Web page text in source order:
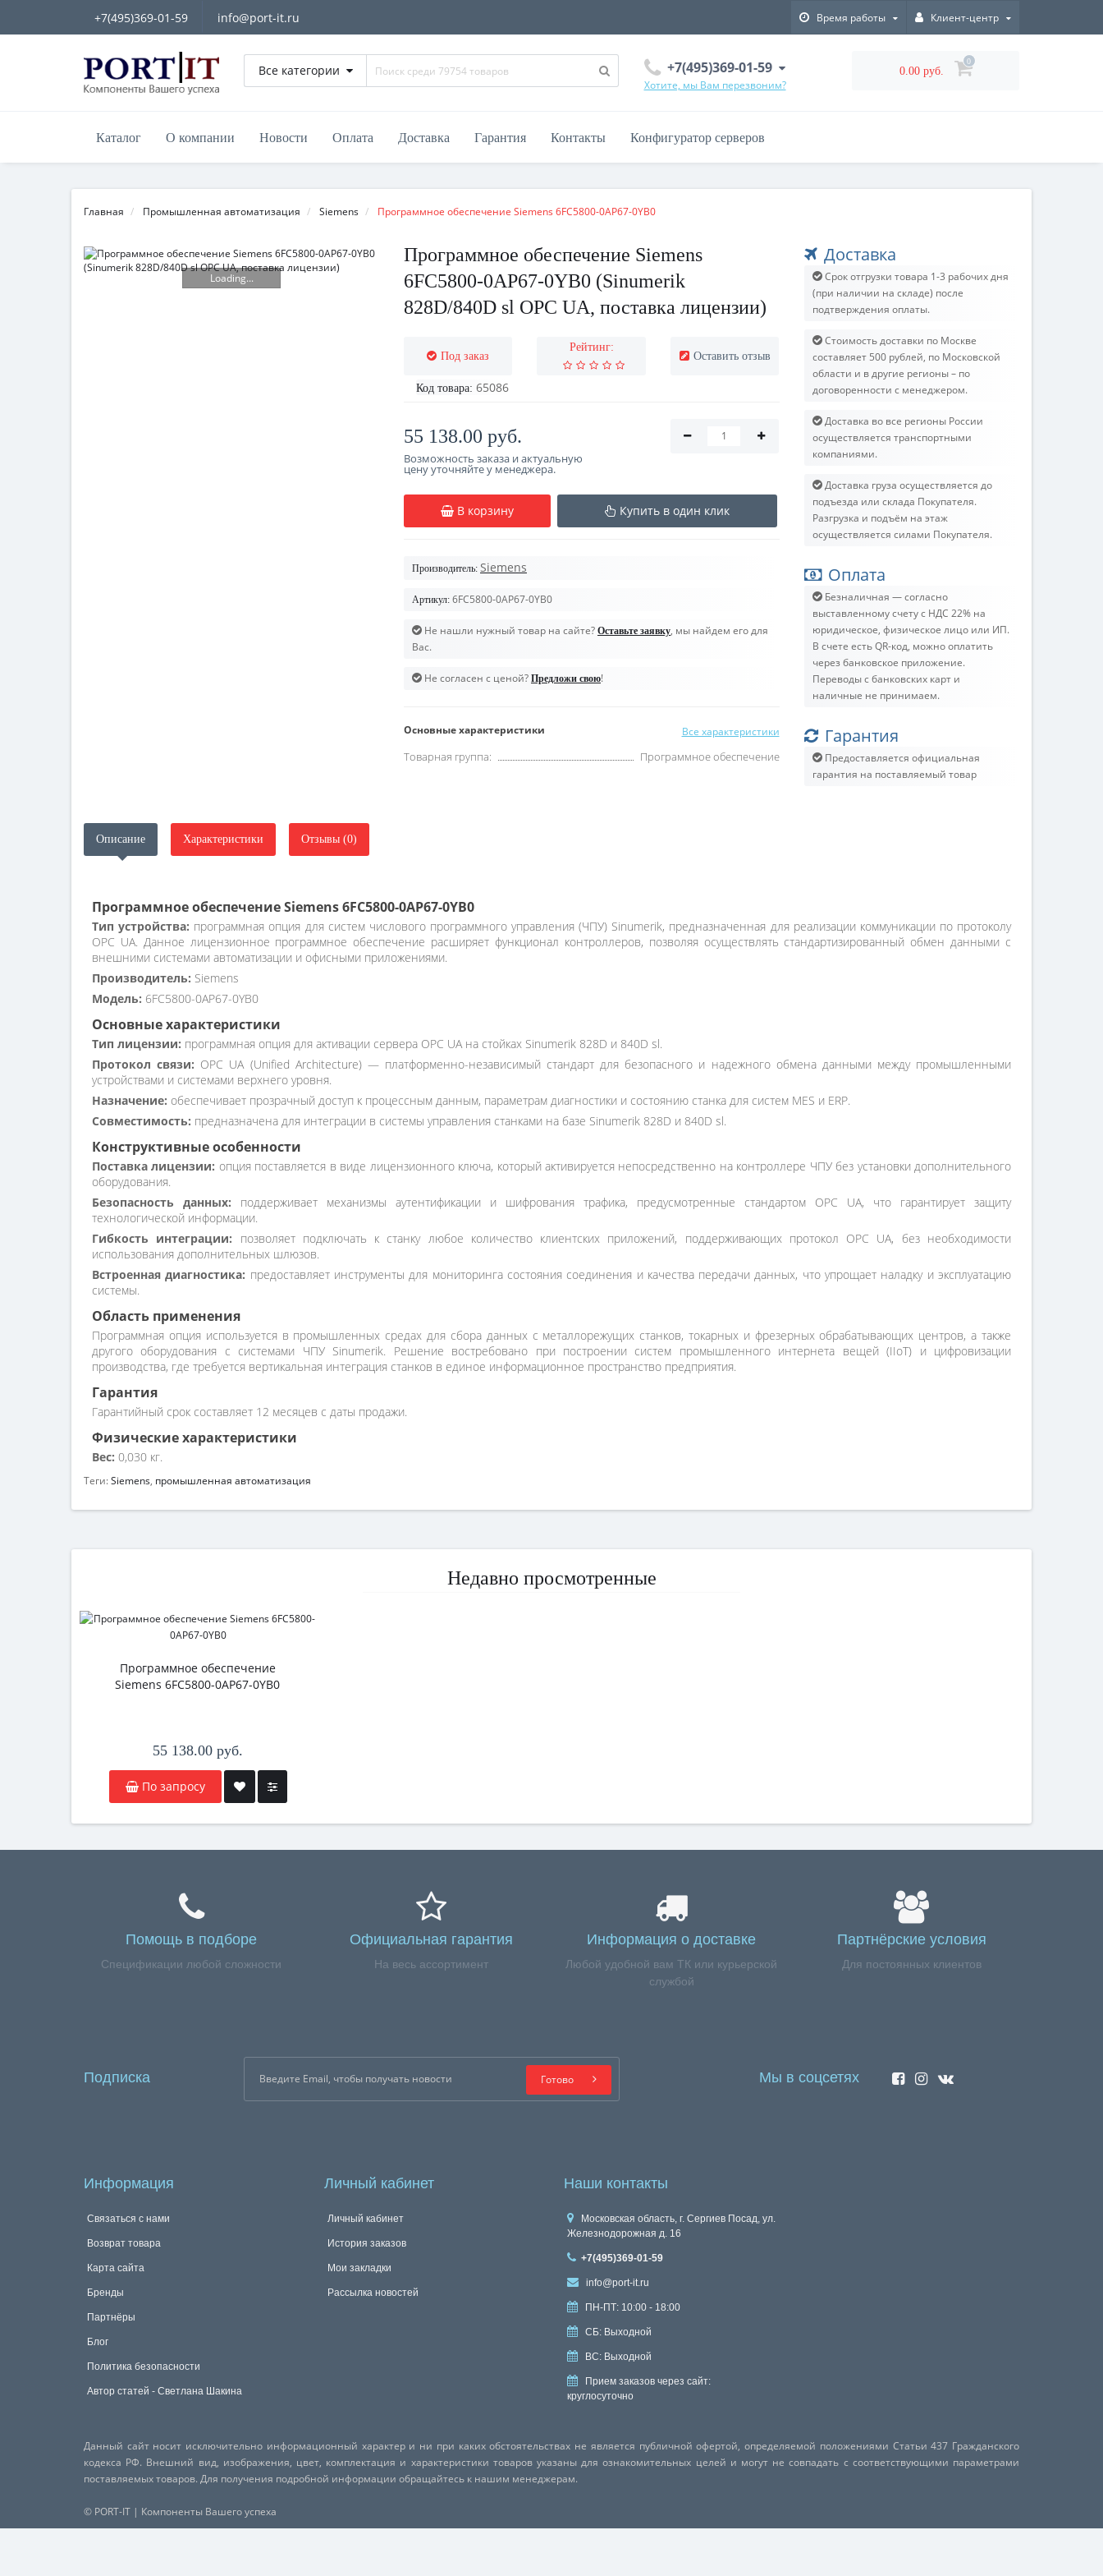
+7(495)369-01-59 info@port-it.ru Время работы Клиент-центр
Все категории +7(495)369-01-59
Хотите, мы Вам перезвоним?
0.00 руб.
0
Каталог О компании Новости Оплата Доставка Гарантия Контакты Конфигуратор серверов
Главная Промышленная автоматизация Siemens Программное обеспечение Siemens 6FC5800-0AP67-0YB0
Loading...
Программное обеспечение Siemens
6FC5800-0AP67-0YB0 (Sinumerik
828D/840D sl OPC UA, поставка лицензии)
Под заказ
Рейтинг:
Оставить отзыв
Код товара: 65086
55 138.00 руб.
Возможность заказа и актуальную
цену уточняйте у менеджера.
В корзину Купить в один клик
Производитель: Siemens
Артикул: 6FC5800-0AP67-0YB0
Не нашли нужный товар на сайте? Оставьте заявку, мы найдем его для
Вас.
Не согласен с ценой? Предложи свою!
Основные характеристики Все характеристики
Товарная группа: Программное обеспечение
Доставка
Срок отгрузки товара 1-3 рабочих дня
(при наличии на складе) после
подтверждения оплаты.
Стоимость доставки по Москве
составляет 500 рублей, по Московской
области и в другие регионы – по
договоренности с менеджером.
Доставка во все регионы России
осуществляется транспортными
компаниями.
Доставка груза осуществляется до
подъезда или склада Покупателя.
Разгрузка и подъём на этаж
осуществляется силами Покупателя.
Оплата
Безналичная — согласно
выставленному счету c НДС 22% на
юридическое, физическое лицо или ИП.
В счете есть QR-код, можно оплатить
через банковское приложение.
Переводы с банковских карт и
наличные не принимаем.
Гарантия
Предоставляется официальная
гарантия на поставляемый товар
Описание Характеристики Отзывы (0)
Программное обеспечение Siemens 6FC5800-0AP67-0YB0
Тип устройства: программная опция для систем числового программного управления (ЧПУ) Sinumerik, предназначенная для реализации коммуникации по протоколу
OPC UA. Данное лицензионное программное обеспечение расширяет функционал контроллеров, позволяя осуществлять стандартизированный обмен данными с
внешними системами автоматизации и офисными приложениями.
Производитель: Siemens
Модель: 6FC5800-0AP67-0YB0
Основные характеристики
Тип лицензии: программная опция для активации сервера OPC UA на стойках Sinumerik 828D и 840D sl.
Протокол связи: OPC UA (Unified Architecture) — платформенно-независимый стандарт для безопасного и надежного обмена данными между промышленными
устройствами и системами верхнего уровня.
Назначение: обеспечивает прозрачный доступ к процессным данным, параметрам диагностики и состоянию станка для систем MES и ERP.
Совместимость: предназначена для интеграции в системы управления станками на базе Sinumerik 828D и 840D sl.
Конструктивные особенности
Поставка лицензии: опция поставляется в виде лицензионного ключа, который активируется непосредственно на контроллере ЧПУ без установки дополнительного
оборудования.
Безопасность данных: поддерживает механизмы аутентификации и шифрования трафика, предусмотренные стандартом OPC UA, что гарантирует защиту
технологической информации.
Гибкость интеграции: позволяет подключать к станку любое количество клиентских приложений, поддерживающих протокол OPC UA, без необходимости
использования дополнительных шлюзов.
Встроенная диагностика: предоставляет инструменты для мониторинга состояния соединения и качества передачи данных, что упрощает наладку и эксплуатацию
системы.
Область применения
Программная опция используется в промышленных средах для сбора данных с металлорежущих станков, токарных и фрезерных обрабатывающих центров, а также
другого оборудования с системами ЧПУ Sinumerik. Решение востребовано при построении систем промышленного интернета вещей (IIoT) и цифровизации
производства, где требуется вертикальная интеграция станков в единое информационное пространство предприятия.
Гарантия
Гарантийный срок составляет 12 месяцев с даты продажи.
Физические характеристики
Вес: 0,030 кг.
Теги:Siemens, промышленная автоматизация
Недавно просмотренные
Программное обеспечение
Siemens 6FC5800-0AP67-0YB0
55 138.00 руб.
По запросу
Помощь в подборе
Спецификации любой сложности
Официальная гарантия
На весь ассортимент
Информация о доставке
Любой удобной вам ТК или курьерской
службой
Партнёрские условия
Для постоянных клиентов
Подписка Готово Мы в соцсетях
Информация
Связаться с нами
Возврат товара
Карта сайта
Бренды
Партнёры
Блог
Политика безопасности
Автор статей - Светлана Шакина
Личный кабинет
Личный кабинет
История заказов
Мои закладки
Рассылка новостей
Наши контакты
Московская область, г. Сергиев Посад, ул.
Железнодорожная д. 16
+7(495)369-01-59
info@port-it.ru
ПН-ПТ: 10:00 - 18:00
СБ: Выходной
ВС: Выходной
Прием заказов через сайт:
круглосуточно
Данный сайт носит исключительно информационный характер и ни при каких обстоятельствах не является публичной офертой, определяемой положениями Статьи 437 Гражданского
кодекса РФ. Внешний вид, изображения, цвет, комплектация и характеристики товаров указаны для ознакомительных целей и могут не совпадать с соответствующими параметрами
поставляемых товаров. Для получения подробной информации обращайтесь к нашим менеджерам.
© PORT-IT | Компоненты Вашего успеха